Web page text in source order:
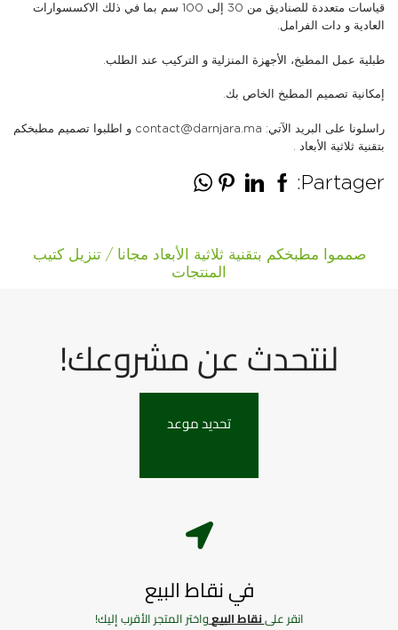
قياسات متعددة للصناديق من 30 إلى 100 سم بما في ذلك الاكسسوارات
العادية و دات الفرامل.
طبلية عمل المطبخ، الأجهزة المنزلية و التركيب عند الطلب.
إمكانية تصميم المطبخ الخاص بك.
راسلونا على البريد الآتي: contact@darnjara.ma و اطلبوا تصميم مطبخكم
بتقنية ثلاثية الأبعاد .
Partager:
صمموا مطبخكم بتقنية ثلاثية الأبعاد مجانا / تنزيل كتيب
المنتجات
لنتحدث عن مشروعك!
تحديد موعد
في نقاط البيع
انقر علىنقاط البيعواختر المتجر الأقرب إليك!